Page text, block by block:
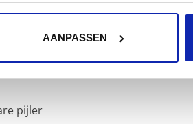
AANPASSEN
en
pijler